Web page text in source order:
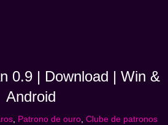
0.9 | Download | Win &
Android
, Patrono de ouro, Clube de patronos